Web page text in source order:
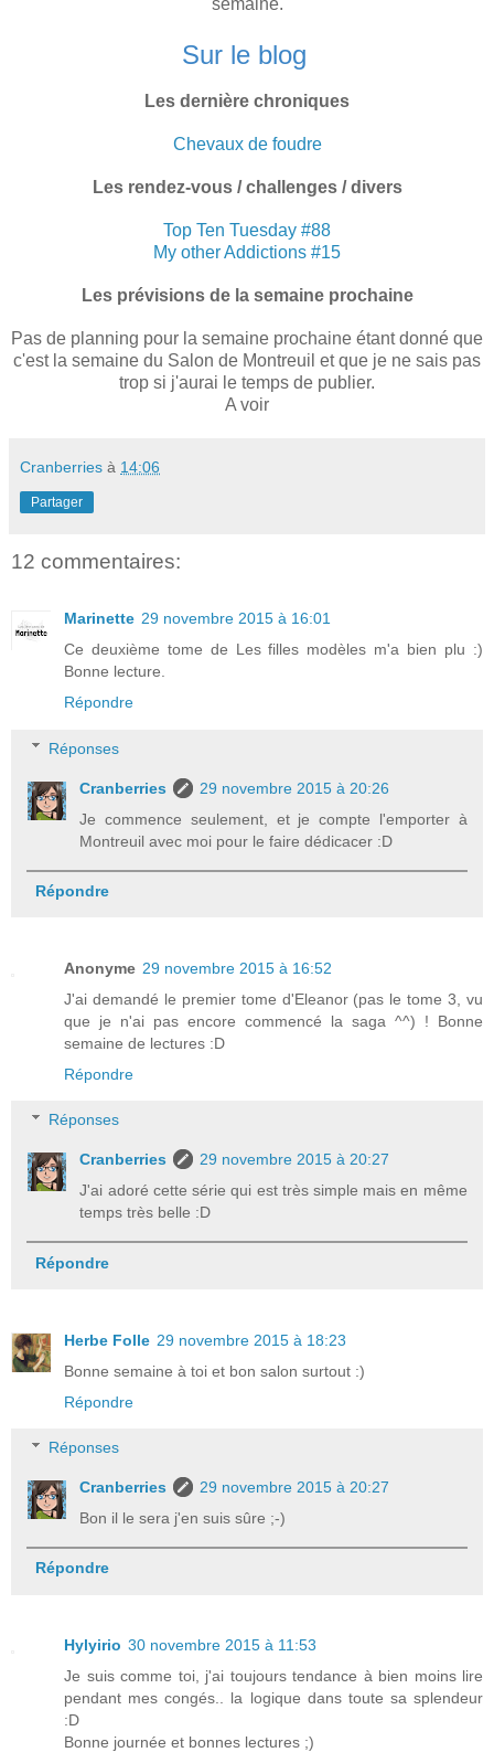
Sur le blog
Les dernière chroniques
Chevaux de foudre
Les rendez-vous / challenges / divers
Top Ten Tuesday #88
My other Addictions #15
Les prévisions de la semaine prochaine
Pas de planning pour la semaine prochaine étant donné que
c'est la semaine du Salon de Montreuil et que je ne sais pas
trop si j'aurai le temps de publier.
A voir
Cranberries à 14:06
Partager
12 commentaires:
Marinette 29 novembre 2015 à 16:01
Ce deuxième tome de Les filles modèles m'a bien plu :)
Bonne lecture.
Répondre
Réponses
Cranberries
29 novembre 2015 à 20:26
Je commence seulement, et je compte l'emporter à
Montreuil avec moi pour le faire dédicacer :D
Répondre
Anonyme 29 novembre 2015 à 16:52
J'ai demandé le premier tome d'Eleanor (pas le tome 3, vu
que je n'ai pas encore commencé la saga ^^) ! Bonne
semaine de lectures :D
Répondre
Réponses
Cranberries
29 novembre 2015 à 20:27
J'ai adoré cette série qui est très simple mais en même
temps très belle :D
Répondre
Herbe Folle 29 novembre 2015 à 18:23
Bonne semaine à toi et bon salon surtout :)
Répondre
Réponses
Cranberries
29 novembre 2015 à 20:27
Bon il le sera j'en suis sûre ;-)
Répondre
Hylyirio 30 novembre 2015 à 11:53
Je suis comme toi, j'ai toujours tendance à bien moins lire
pendant mes congés.. la logique dans toute sa splendeur
:D
Bonne journée et bonnes lectures ;)